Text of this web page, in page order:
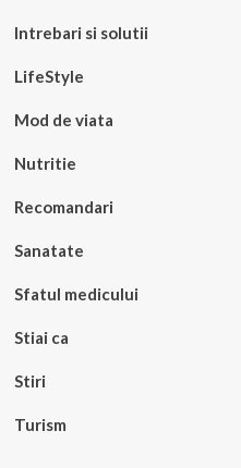
Intrebari si solutii
LifeStyle
Mod de viata
Nutritie
Recomandari
Sanatate
Sfatul medicului
Stiai ca
Stiri
Turism